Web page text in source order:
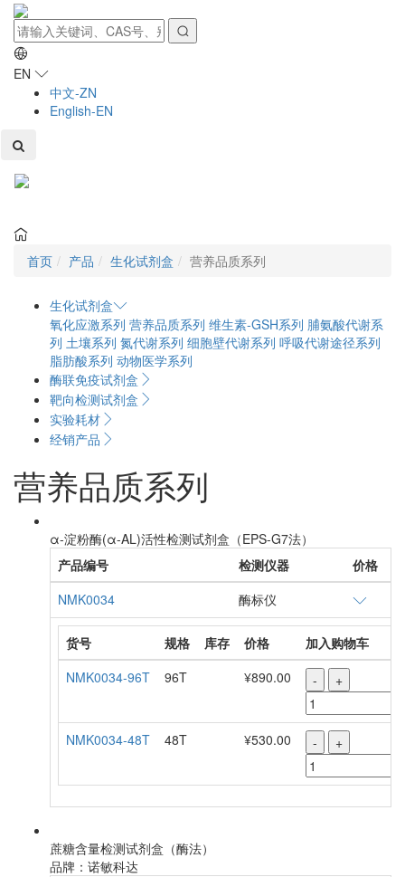
EN
中文-ZN
English-EN
首页 产品 生化试剂盒 营养品质系列
生化试剂盒
氧化应激系列 营养品质系列 维生素-GSH系列 脯氨酸代谢系
列 土壤系列 氮代谢系列 细胞壁代谢系列 呼吸代谢途径系列
脂肪酸系列 动物医学系列
酶联免疫试剂盒
靶向检测试剂盒
实验耗材
经销产品
营养品质系列
α-淀粉酶(α-AL)活性检测试剂盒（EPS-G7法）
产品编号
检测仪器
价格
NMK0034
酶标仪
货号 规格 库存 价格
加入购物车
NMK0034-96T
96T ¥890.00 - +
NMK0034-48T 48T ¥530.00 - +
蔗糖含量检测试剂盒（酶法）
品牌：诺敏科达